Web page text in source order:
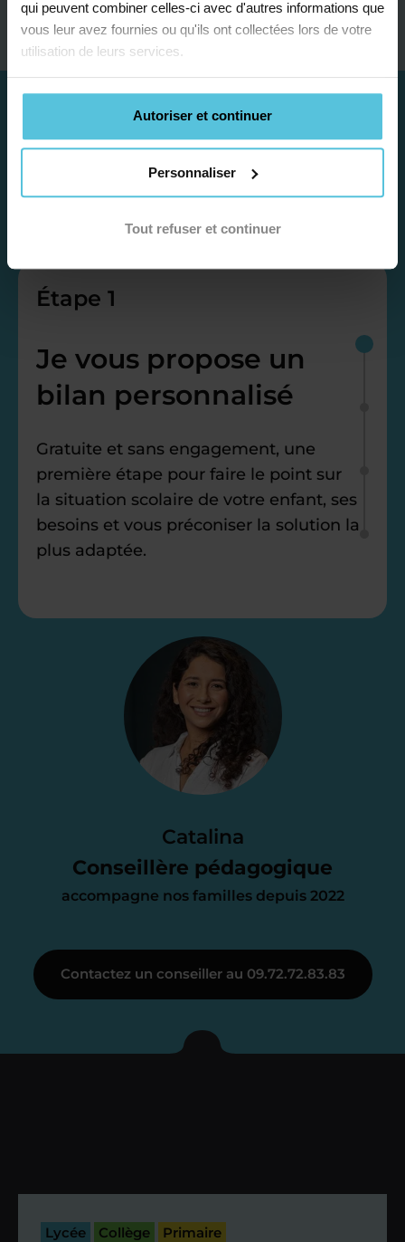
qui peuvent combiner celles-ci avec d'autres informations que
vous leur avez fournies ou qu'ils ont collectées lors de votre
utilisation de leurs services.
Autoriser et continuer
Personnaliser
Tout refuser et continuer
Catalina
Conseillère pédagogique
accompagne nos familles depuis 2022
Étape 1
Je vous propose un
bilan personnalisé
Gratuite et sans engagement, une
première étape pour faire le point sur
la situation scolaire de votre enfant, ses
besoins et vous préconiser la solution la
plus adaptée.
Étape 2
Je vous envoie une
proposition
d’accompagnement
parfait. À partir de maintenant nous
nous occupons de tout.
Je vous présente votre
enseignant sous 72
passé.
Contactez un conseiller au 09.72.72.83.83
Lycée Collège Primaire